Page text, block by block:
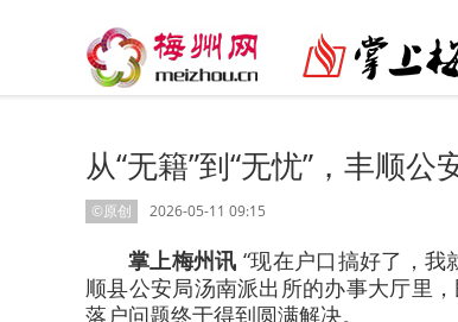
从“无籍”到“无忧”，丰顺
©原创 2026-05-11 09:15
掌上梅州讯 “现在户口搞好了，
顺县公安局汤南派出所的办事大厅里
落户问题终于得到圆满解决。